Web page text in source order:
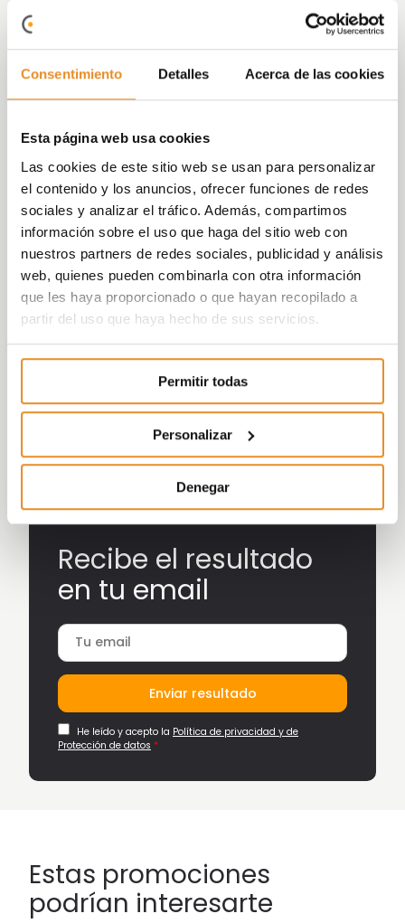
Consentimiento Detalles Acerca de las cookies
Esta página web usa cookies
Las cookies de este sitio web se usan para personalizar
el contenido y los anuncios, ofrecer funciones de redes
sociales y analizar el tráfico. Además, compartimos
información sobre el uso que haga del sitio web con
nuestros partners de redes sociales, publicidad y análisis
web, quienes pueden combinarla con otra información
que les haya proporcionado o que hayan recopilado a
partir del uso que haya hecho de sus servicios.
Permitir todas
Personalizar
Denegar
iluminación y electrodomésticos), con precios de
la energía actualizados a fecha de agosto 2022.
Los supuestos que contempla la herramienta son
simulaciones con carácter meramente
ninguna responsabilidad ni obligación al respecto,
mercado energético actual.
Esta herramienta es un punto de partida para
cualquier persona interesada en conocer los
importes aproximados asociados a vivir en una
casa con una u otro certificación energética.
Para obtener una cotización exacta, te
recomendamos consultar a un profesional
especializado. Nuestra voluntad es acompañarte
en el proceso de compraventa de tu casa y darte
que no puede hacerse extensible a todas las
posibles. Utiliza estos datos como lo que son, una
estupenda guía, pero hazlo siempre por tu propia
Recibe el resultado
en tu email
Enviar resultado
He leído y acepto la Política de privacidad y de
Protección de datos *
Estas promociones
podrían interesarte